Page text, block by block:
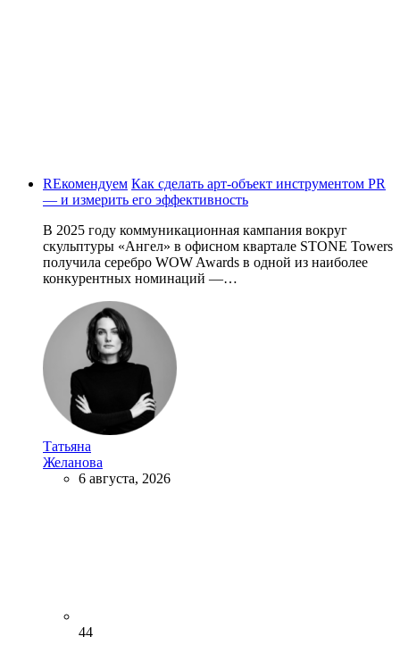
REкомендуем Как сделать арт-объект инструментом PR
— и измерить его эффективность
В 2025 году коммуникационная кампания вокруг
скульптуры «Ангел» в офисном квартале STONE Towers
получила серебро WOW Awards в одной из наиболее
конкурентных номинаций —…
Татьяна
Желанова
6 августа, 2026
44